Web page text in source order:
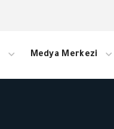
Medya Merkezi